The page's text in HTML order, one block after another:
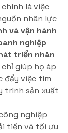
là việc
nhân lực
và vận hành
nghiệp
triển nhân
giúp họ áp
đẩy việc tìm
trình sản xuất
nghiệp
tiến và tối ưu